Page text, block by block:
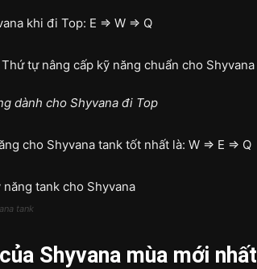
khi đi Top: E => W => Q
dành cho Shyvana đi Top
cho Shyvana tank tốt nhất là: W => E => Q
tank
Shyvana mùa mới nhất